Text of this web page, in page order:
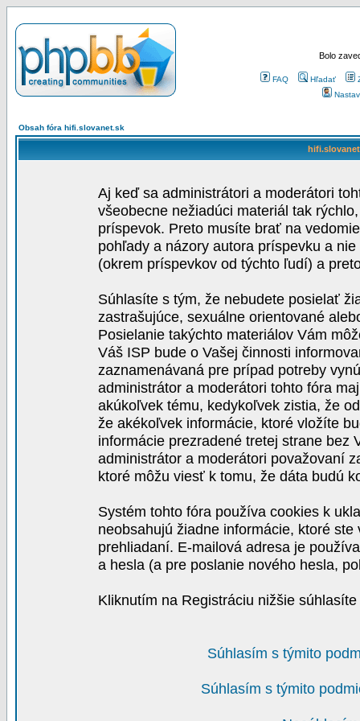
Bolo
FAQ Hľadať
Obsah fóra hifi.slovanet.sk
Aj keď sa administrátori a moderátori
všeobecne nežiadúci materiál tak
príspevok. Preto musíte brať na
pohľady a názory autora príspevku a
(okrem príspevkov od týchto ľudí) a
Súhlasíte s tým, že nebudete posielať
zastrašujúce, sexuálne orientované
Posielanie takýchto materiálov Vám
Váš ISP bude o Vašej činnosti
zaznamenávaná pre prípad potreby
administrátor a moderátori tohto fóra
akúkoľvek tému, kedykoľvek zistia, že
že akékoľvek informácie, ktoré vložíte
informácie prezradené tretej strane bez
administrátor a moderátori považovaní
ktoré môžu viesť k tomu, že dáta budú
Systém tohto fóra používa cookies k
neobsahujú žiadne informácie, ktoré
prehliadaní. E-mailová adresa je
a hesla (a pre poslanie nového hesla,
Kliknutím na Registráciu nižšie
Súhlasím s týmito
Súhlasím s týmito